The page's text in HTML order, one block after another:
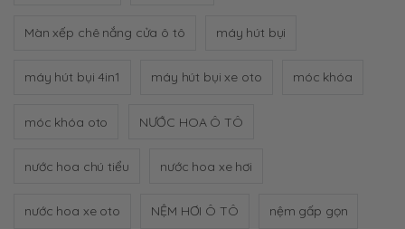
Màn xếp chê nắng cửa ô tô máy hút bụi
máy hút bụi 4in1 máy hút bụi xe oto móc khóa
móc khóa oto NƯỚC HOA Ô TÔ
nước hoa chú tiểu nước hoa xe hơi
nước hoa xe oto NỆM HƠI Ô TÔ nệm gấp gọn